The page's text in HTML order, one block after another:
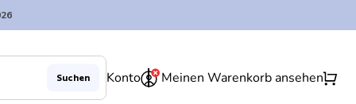
Suchen Konto Meinen Warenkorb ansehenshopping_cart